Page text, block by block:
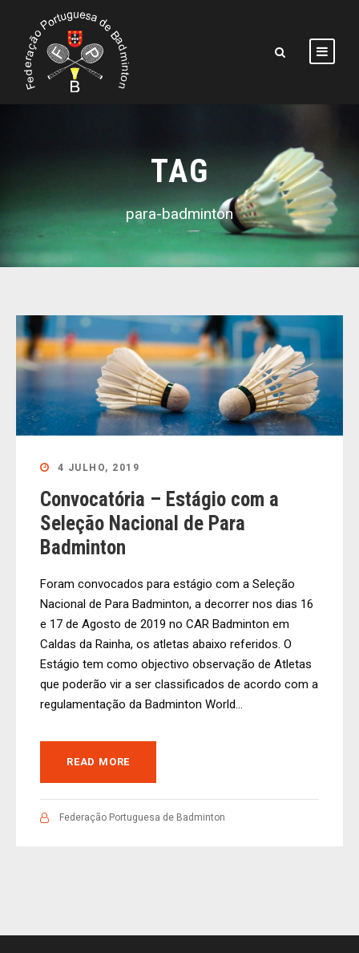
TAG
para-badminton
4 JULHO, 2019
Convocatória – Estágio com a
Seleção Nacional de Para
Badminton
Foram convocados para estágio com a Seleção
Nacional de Para Badminton, a decorrer nos dias 16
e 17 de Agosto de 2019 no CAR Badminton em
Caldas da Rainha, os atletas abaixo referidos. O
Estágio tem como objectivo observação de Atletas
que poderão vir a ser classificados de acordo com a
regulamentação da Badminton World...
READ MORE
Federação Portuguesa de Badminton